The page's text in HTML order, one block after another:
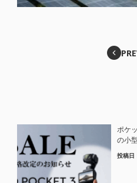
ポケ
の小
さら
投稿日